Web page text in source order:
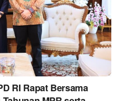
RI Rapat Bersama